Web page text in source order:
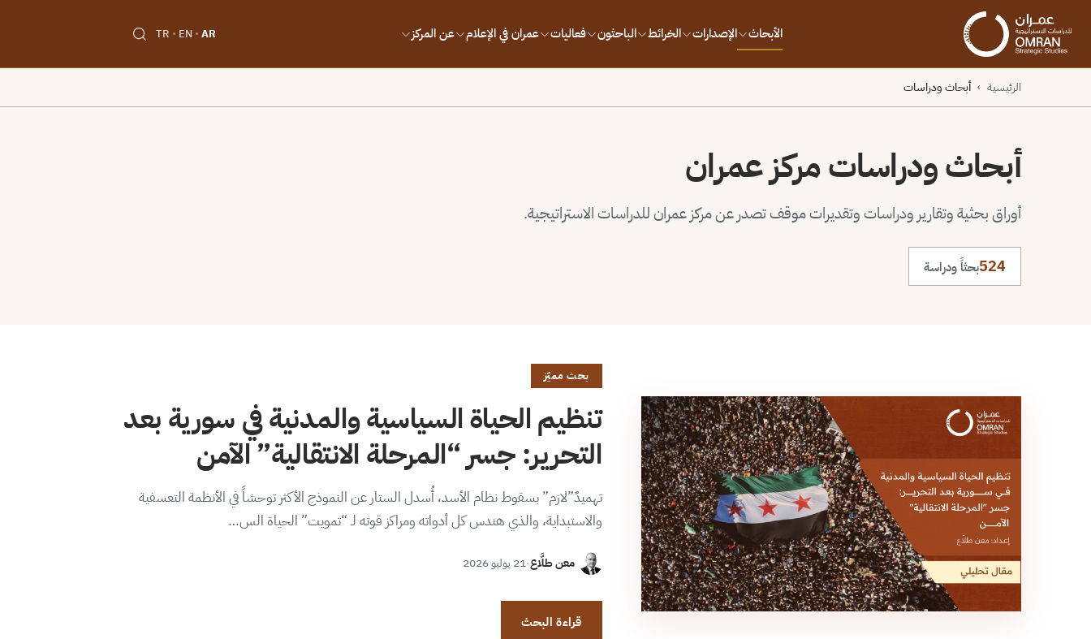
الأبحاث الإصدارات الخرائط الباحثون فعاليات عمران في الإعلام عن المركز AR
EN
TR
الرئيسية › أبحاث ودراسات
أبحاث ودراسات مركز عمران
أوراق بحثية وتقارير ودراسات وتقديرات موقف تصدر عن مركز عمران للدراسات الاستراتيجية.
524بحثاً ودراسة
بحث مميّز
تنظيم الحياة السياسية والمدنية في سورية بعد
التحرير: جسر “المرحلة الانتقالية” الآمن
تهميدٌ”لازم” بسقوط نظام الأسد، أُسدل الستار عن النموذج الأكثر توحشاً في الأنظمة التعسفية
والاستبداية، والذي هندس كل أدواته ومراكز قوته لـ “تمويت” الحياة الس…
معن طلَّاع·21 يوليو 2026
قراءة البحث